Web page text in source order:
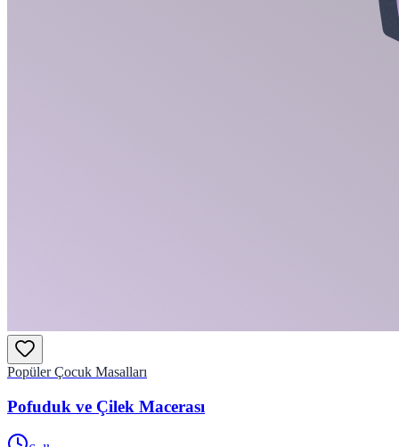
Popüler Çocuk Masalları
Pofuduk ve Çilek Macerası